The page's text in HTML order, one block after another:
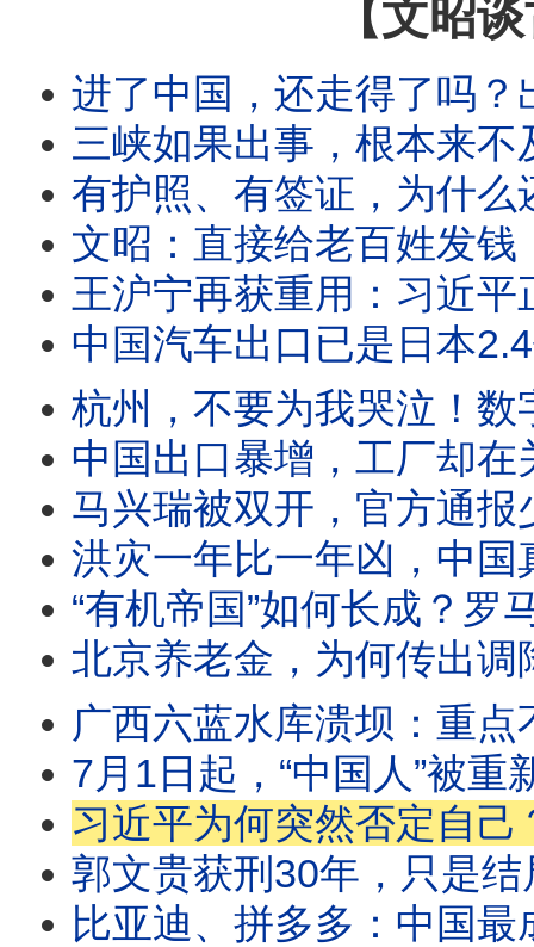
【文昭
进了中国，还走得了吗？出境新规里最危险
三峡如果出事，根本来不及救？1.32亿人
有护照、有签证，为什么还是不让走？中
文昭：直接给老百姓发
王沪宁再获重用：习近平正在为“
中国汽车出口已是日本2.4倍，日系车被打败
杭州，不要为我哭泣！数字经济第一城的十
中国出口暴增，工厂却在关门：官方数字
马兴瑞被双开，官方通报少了三个名
洪灾一年比一年凶，中国真正变
“有机帝国”如何长成？罗马
北京养老金，为何传出调降消息？马斯
广西六蓝水库溃坝：重点不是洪水有多
7月1日起，“中国人”被重新定义！一部新法律
习近平为何突然否定自己？昨天是功
郭文贵获刑30年，只是结局：值得复盘的
比亚迪、拼多多：中国最成功的两个神